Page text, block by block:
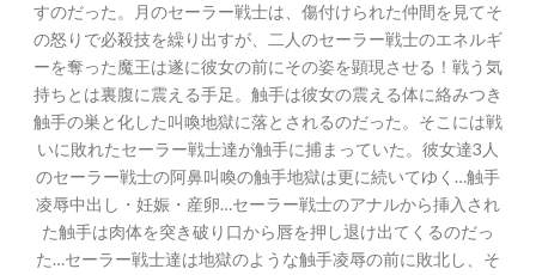
すのだった。月のセーラー戦士は、傷付けられた仲間を見てそ
の怒りで必殺技を繰り出すが、二人のセーラー戦士のエネルギ
ーを奪った魔王は遂に彼女の前にその姿を顕現させる！戦う気
持ちとは裏腹に震える手足。触手は彼女の震える体に絡みつき
触手の巣と化した叫喚地獄に落とされるのだった。そこには戦
いに敗れたセーラー戦士達が触手に捕まっていた。彼女達3人
のセーラー戦士の阿鼻叫喚の触手地獄は更に続いてゆく…触手
凌辱中出し・妊娠・産卵…セーラー戦士のアナルから挿入され
た触手は肉体を突き破り口から唇を押し退け出てくるのだっ
た…セーラー戦士達は地獄のような触手凌辱の前に敗北し、そ